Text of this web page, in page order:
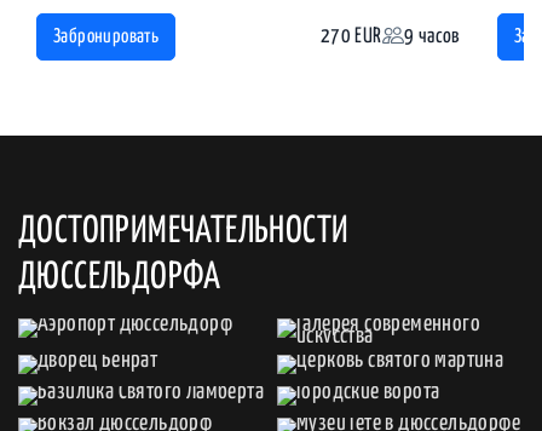
Забронировать 270 EUR 9 часов
ДОСТОПРИМЕЧАТЕЛЬНОСТИ
ДЮССЕЛЬДОРФА